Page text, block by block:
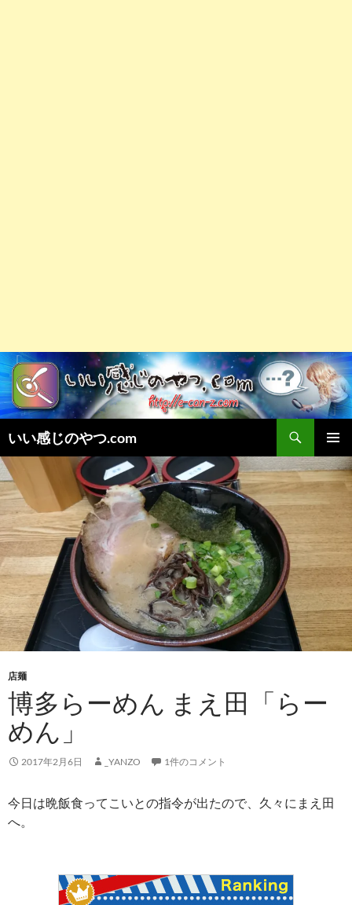
いい感じのやつ.com
索
メインメ
ニュー
ン
テ
ン
ツ
へ
キ
ッ
プ
店麺
博多らーめん まえ田「らー
めん」
2017年2月6日 _YANZO 1件のコメント
今日は晩飯食ってこいとの指令が出たので、久々にまえ田
へ。